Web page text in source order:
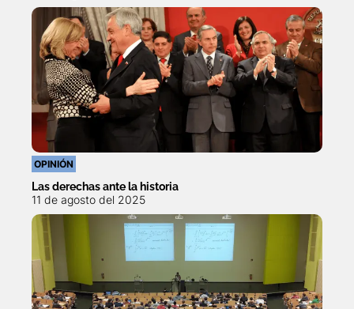
OPINIÓN
Las derechas ante la historia
11 de agosto del 2025